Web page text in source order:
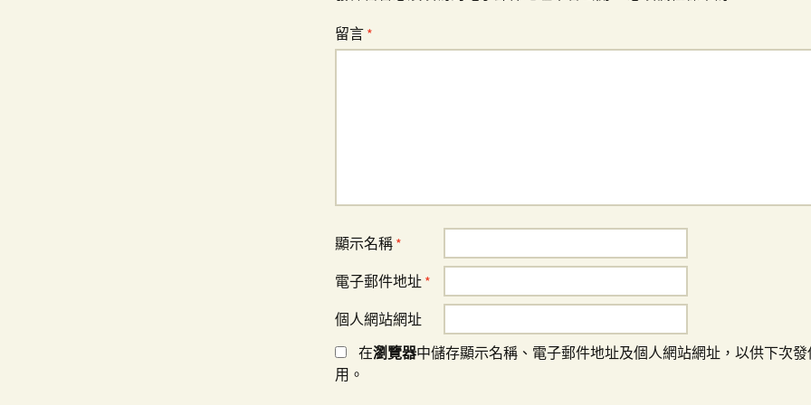
留言 *
顯示名稱 *
電子郵件地址 *
個人網站網址
在瀏覽器中儲存顯示名稱、電子郵件地址及個人網站網址，以供下次
用。